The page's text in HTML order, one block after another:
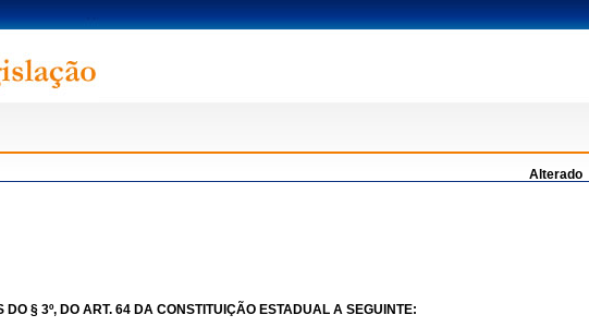
Alterado
§ 3º, DO ART. 64 DA CONSTITUIÇÃO ESTADUAL A SEGUINTE: